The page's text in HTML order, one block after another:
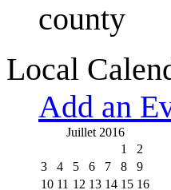
county
Local
Add an
Juillet 2016
1
2
3
4 5 6 7 8
9
10 11 12 13 14 15 16